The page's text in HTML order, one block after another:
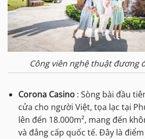
Công viên nghệ thuật đương
Corona Casino: Sòng bài đầu
cửa cho người Việt, tọa lạc tại
lên đến 18.000m², mang đến
và đẳng cấp quốc tế. Đây là